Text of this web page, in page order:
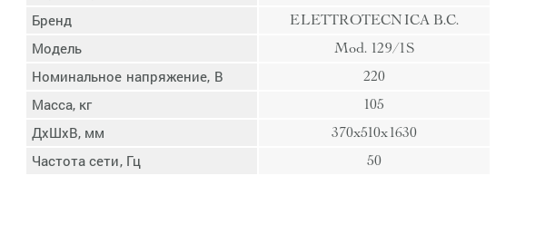
пресс
Гвозди
Ампулы
Иглы
Бренд ELETTROTECNICA B.C.
Модель Mod. 129/1S
Номинальное напряжение, В 220
Масса, кг 105
ДхШхВ, мм 370x510x1630
Частота сети, Гц 50